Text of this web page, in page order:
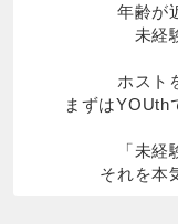
年齢が
未経
ホスト
まずはYOUth
「未
それを本